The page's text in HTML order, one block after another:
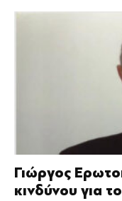
Γιώργος
κινδύνου για